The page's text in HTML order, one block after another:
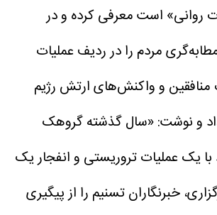
روانی» است معرفی کرده و در
مردم را در ردیف عملیات
و واکنش‌های ارتش رژیم
و نوشت: «سال گذشته گروهک
با یک عملیات تروریستی و انفجار یک
خبرنگاران تسنیم را از پیگیری